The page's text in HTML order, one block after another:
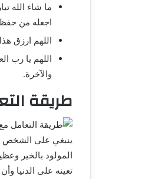
ما شاء الله
اجعله من
اللهم ارزق
اللهم يا رب
والآخرة.
طريقة
ينبغي على الشخص
المولود بالخير
تعينه على الدنيا